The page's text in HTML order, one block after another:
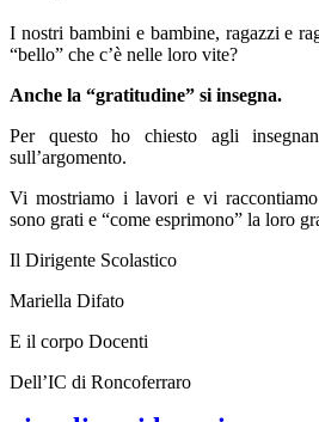
I nostri bambini e bambine, ragazzi e
“bello” che c’è nelle loro vite?
Anche la “gratitudine” si insegna.
Per questo ho chiesto agli
sull’argomento.
Vi mostriamo i lavori e vi
sono grati e “come esprimono” la loro
Il Dirigente Scolastico
Mariella Difato
E il corpo Docenti
Dell’IC di Roncoferraro